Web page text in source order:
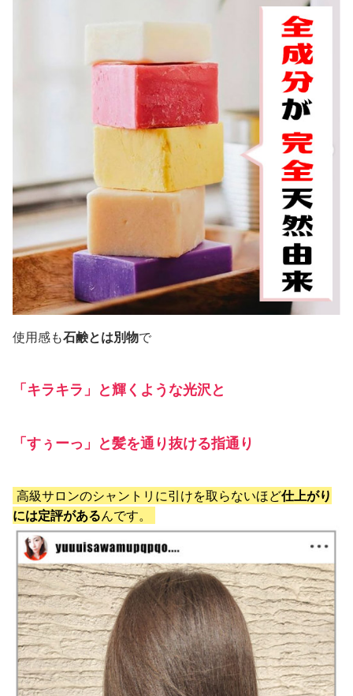
使用感も石鹸とは別物で
「キラキラ」と輝くような光沢と
「すぅーっ」と髪を通り抜ける指通り
高級サロンのシャントリに引けを取らないほど仕上がり
には定評があるんです。